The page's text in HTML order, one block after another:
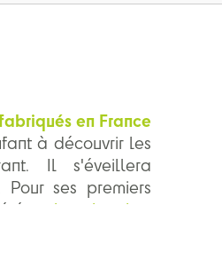
en France
à découvrir les
Il s'éveillera
Pour ses premiers
: les planches
de